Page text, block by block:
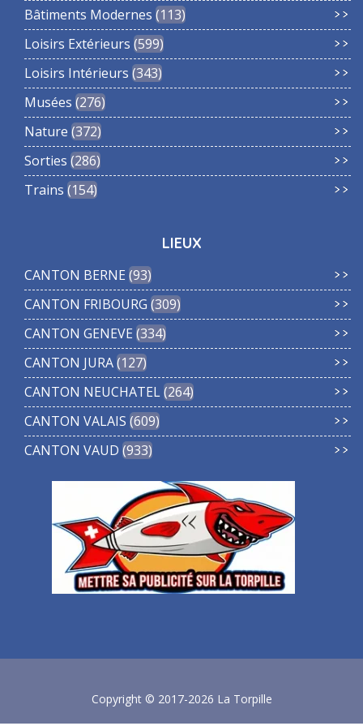
Bâtiments Modernes 113
Loisirs Extérieurs 599
Loisirs Intérieurs 343
Musées 276
Nature 372
Sorties 286
Trains 154
LIEUX
CANTON BERNE 93
CANTON FRIBOURG 309
CANTON GENEVE 334
CANTON JURA 127
CANTON NEUCHATEL 264
CANTON VALAIS 609
CANTON VAUD 933
Copyright © 2017-2026 La Torpille